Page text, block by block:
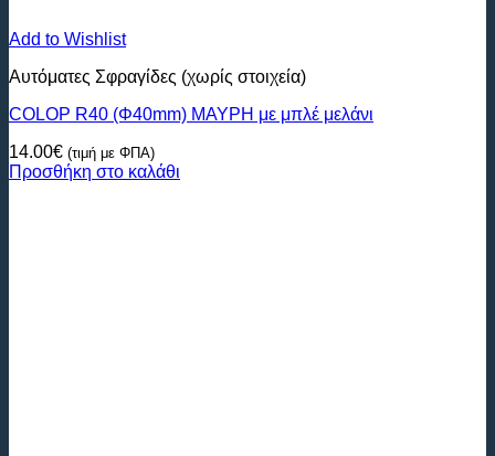
Add to Wishlist
Αυτόματες Σφραγίδες (χωρίς στοιχεία)
COLOP R40 (Φ40mm) ΜΑΥΡΗ με μπλέ μελάνι
14.00€ (τιμή με ΦΠΑ)
Προσθήκη στο καλάθι